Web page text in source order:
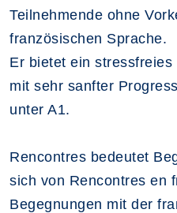
Teilnehmende ohne
französischen Sprache.
Er bietet ein
mit sehr sanfter
unter A1.
Rencontres bedeutet
sich von Rencontres en
Begegnungen mit der